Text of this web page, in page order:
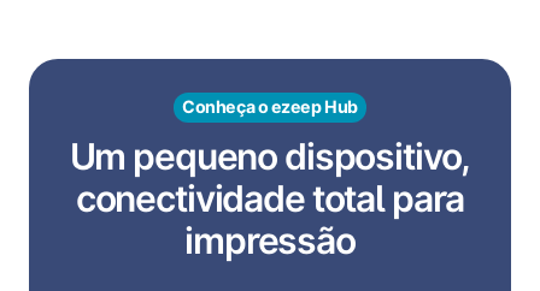
Conheça o ezeep Hub
Um pequeno dispositivo,
conectividade total para
impressão